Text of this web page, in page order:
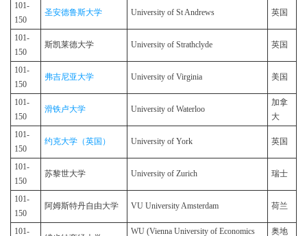
101-
150
圣安德鲁斯大学 University of St Andrews 英国
101-
150
斯凯莱德大学 University of Strathclyde 英国
101-
150
弗吉尼亚大学 University of Virginia 美国
101-
150
滑铁卢大学 University of Waterloo
加拿
大
101-
150
约克大学（英国） University of York 英国
101-
150
苏黎世大学 University of Zurich 瑞士
101-
150
阿姆斯特丹自由大学 VU University Amsterdam 荷兰
101- WU (Vienna University of Economics 奥地